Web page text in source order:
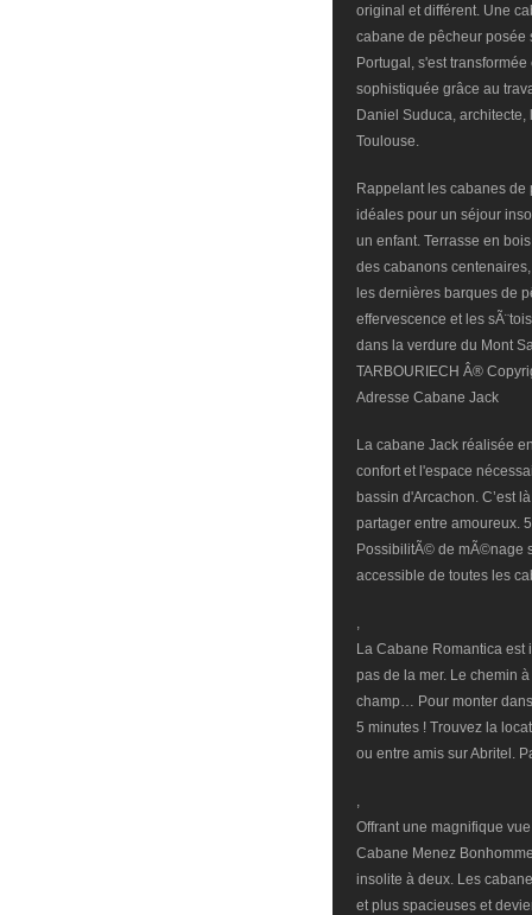
original et différent. Une
cabane de pêcheur posée
Portugal, s'est
sophistiquée grâce au
Daniel Suduca,
Toulouse.
Rappelant les cabanes
idéales pour un séjour
un enfant. Terrasse en
des cabanons
les dernières barques de
effervescence et les
dans la verdure du Mont
TARBOURIECH Â®
Adresse Cabane Jack
La cabane Jack réalisée
confort et l'espace
bassin d'Arcachon. C’est
partager entre amoureux.
PossibilitÃ© de mÃ©nage
accessible de toutes les
,
La Cabane Romantica
pas de la mer. Le chemin
champ… Pour monter
5 minutes ! Trouvez la
ou entre amis sur Abritel.
,
Offrant une magnifique
Cabane Menez
insolite à deux. Les
et plus spacieuses et